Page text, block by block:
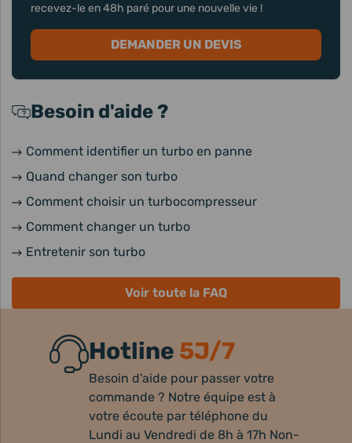
recevez-le en 48h paré pour une nouvelle vie !
DEMANDER UN DEVIS
Besoin d'aide ?
Comment identifier un turbo en panne
Quand changer son turbo
Comment choisir un turbocompresseur
Comment changer un turbo
Entretenir son turbo
Voir toute la FAQ
Hotline 5J/7
Besoin d'aide pour passer votre
commande ? Notre équipe est à
votre écoute par téléphone du
Lundi au Vendredi de 8h à 17h Non-